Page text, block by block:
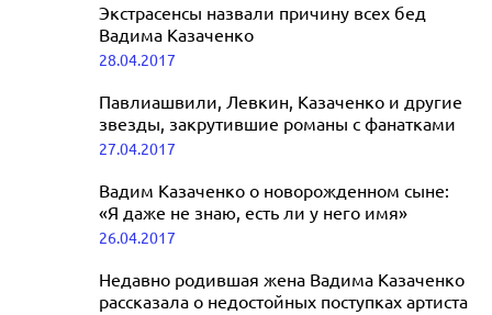
Экстрасенсы назвали причину всех бед
Вадима Казаченко
28.04.2017
Павлиашвили, Левкин, Казаченко и другие
звезды, закрутившие романы с фанатками
27.04.2017
Вадим Казаченко о новорожденном сыне:
«Я даже не знаю, есть ли у него имя»
26.04.2017
Недавно родившая жена Вадима Казаченко
рассказала о недостойных поступках артиста